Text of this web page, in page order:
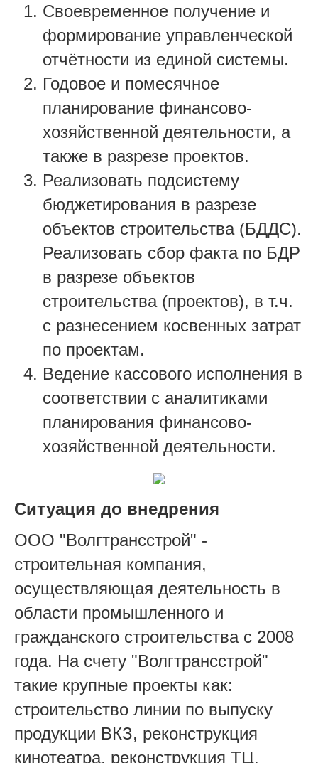
Своевременное получение и
формирование управленческой
отчётности из единой системы.
Годовое и помесячное
планирование финансово-
хозяйственной деятельности, а
также в разрезе проектов.
Реализовать подсистему
бюджетирования в разрезе
объектов строительства (БДДС).
Реализовать сбор факта по БДР
в разрезе объектов
строительства (проектов), в т.ч.
с разнесением косвенных затрат
по проектам.
Ведение кассового исполнения в
соответствии с аналитиками
планирования финансово-
хозяйственной деятельности.
Ситуация до внедрения
ООО "Волгтрансстрой" -
строительная компания,
осуществляющая деятельность в
области промышленного и
гражданского строительства с 2008
года. На счету "Волгтрансстрой"
такие крупные проекты как:
строительство линии по выпуску
продукции ВКЗ, реконструкция
кинотеатра, реконструкция ТЦ,